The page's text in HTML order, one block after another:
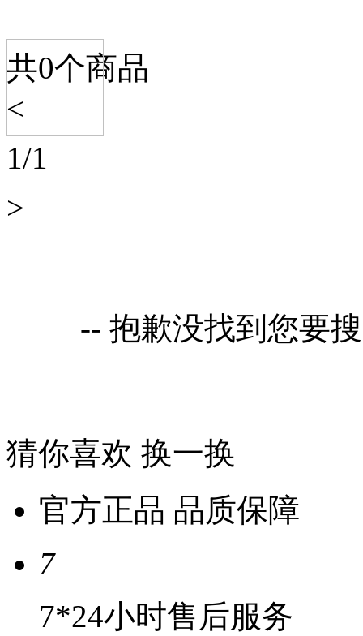
共0个商品
<
1/1
>
-- 抱歉没找到您要
猜你喜欢 换一换
官方正品 品质保障
7
7*24小时售后服务